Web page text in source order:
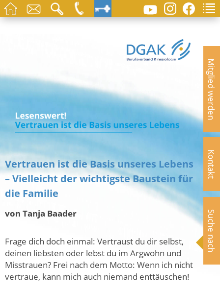
Mitglied werden
Kontakt
Suche nach
Vertrauen ist die Basis unseres Lebens
– Vielleicht der wichtigste Baustein für
die Familie
von Tanja Baader
Frage dich doch einmal: Vertraust du dir selbst,
deinen liebsten oder lebst du im Argwohn und
Misstrauen? Frei nach dem Motto: Wenn ich nicht
vertraue, kann mich auch niemand enttäuschen!